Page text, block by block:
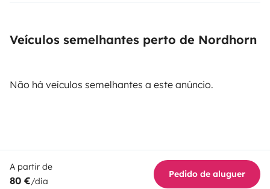
Veículos semelhantes perto de Nordhorn
Não há veículos semelhantes a este anúncio.
A partir de
80 €/dia
Pedido de aluguer